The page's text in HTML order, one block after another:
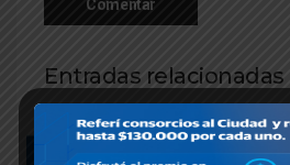
Entradas relacionadas